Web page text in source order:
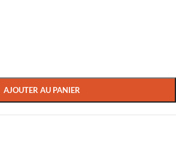
AJOUTER AU PANIER